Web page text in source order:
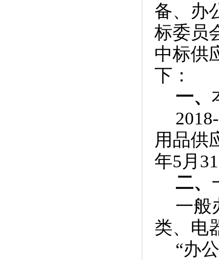
备、办
标委员
中标供
下：
一、
用品供
年5月
二、
一般
类、电
“办